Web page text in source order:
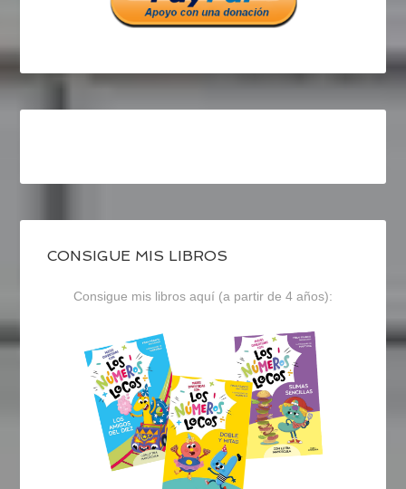
CONSIGUE MIS LIBROS
Consigue mis libros aquí (a partir de 4 años):